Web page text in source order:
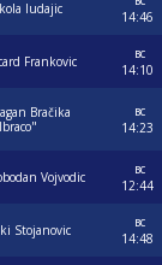
ludajic
14:46
Frankovic
вс
14:10
Bračika
вс
14:23
Vojvodic
вс
12:44
Stojanovic
вс
14:48